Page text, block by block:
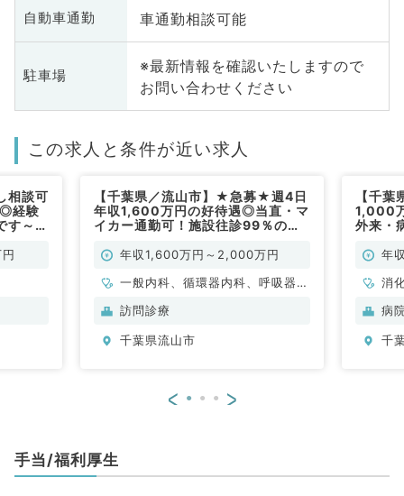
自動車通勤 車通勤相談可能
駐車場
※最新情報を確認いたしますので
お問い合わせください
この求人と条件が近い求人
相談可
経験
す～内
【千葉県／流山市】★急募★週4日
年収1,600万円の好待遇◎当直・マ
イカー通勤可！施設往診99％の訪
常勤）年収1,600万円～2,000万円
一般内科、循環器内科、呼吸器内
科、消化器内科、内分泌・代謝内
外科
訪問診療
千葉県流山市
【千
1,000
外来・
年
消
病
千
< >
手当/福利厚生